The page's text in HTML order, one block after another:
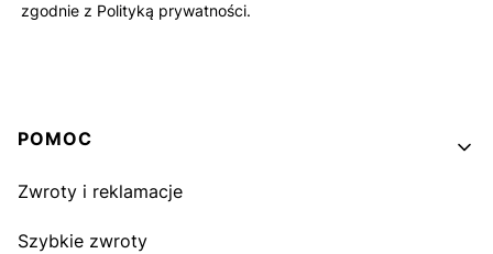
zgodnie z Polityką prywatności.
Linki w stopce
POMOC
Zwroty i reklamacje
Szybkie zwroty